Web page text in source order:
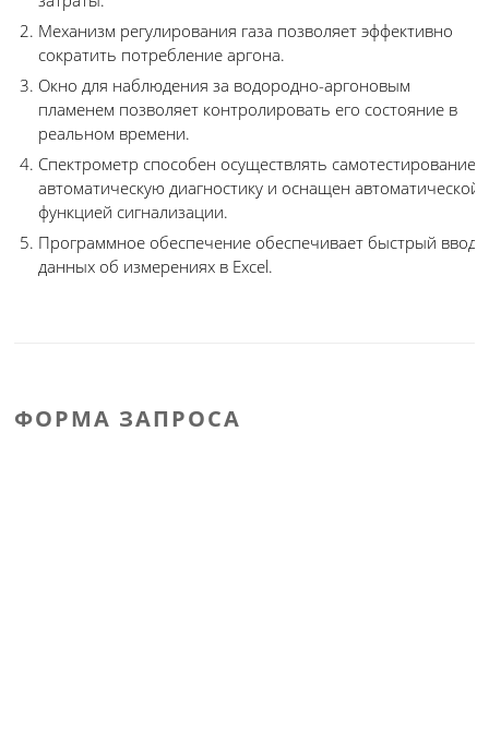
Механизм регулирования газа позволяет эффективно
сократить потребление аргона.
Окно для наблюдения за водородно-аргоновым
пламенем позволяет контролировать его состояние в
реальном времени.
Спектрометр способен осуществлять самотестирование,
автоматическую диагностику и оснащен автоматической
функцией сигнализации.
Программное обеспечение обеспечивает быстрый ввод
данных об измерениях в Excel.
ФОРМА ЗАПРОСА